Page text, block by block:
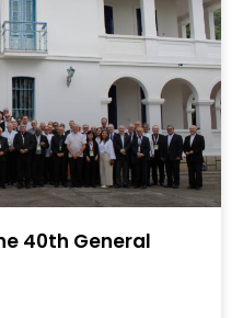
40th General